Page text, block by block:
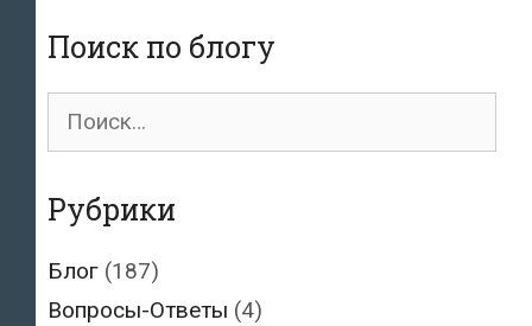
Поиск по блогу
Поиск
Рубрики
Блог (187)
Вопросы-Ответы (4)